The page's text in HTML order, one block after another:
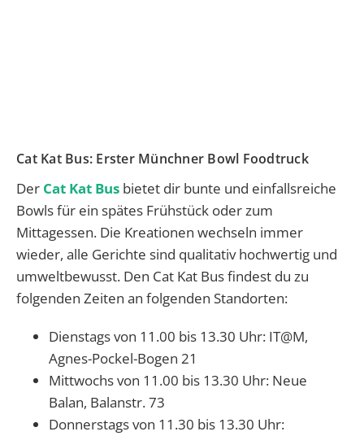
Cat Kat Bus: Erster Münchner Bowl Foodtruck
Der Cat Kat Bus bietet dir bunte und einfallsreiche
Bowls für ein spätes Frühstück oder zum
Mittagessen. Die Kreationen wechseln immer
wieder, alle Gerichte sind qualitativ hochwertig und
umweltbewusst. Den Cat Kat Bus findest du zu
folgenden Zeiten an folgenden Standorten:
Dienstags von 11.00 bis 13.30 Uhr: IT@M,
Agnes-Pockel-Bogen 21
Mittwochs von 11.00 bis 13.30 Uhr: Neue
Balan, Balanstr. 73
Donnerstags von 11.30 bis 13.30 Uhr: